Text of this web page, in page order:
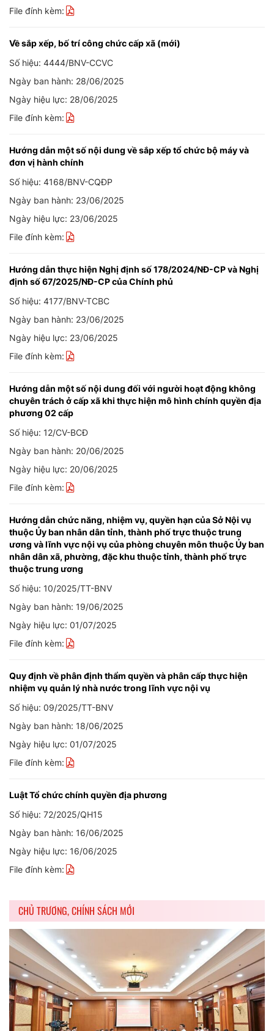
File đính kèm:
Về sắp xếp, bố trí công chức cấp xã (mới)
Số hiệu: 4444/BNV-CCVC
Ngày ban hành: 28/06/2025
Ngày hiệu lực: 28/06/2025
File đính kèm:
Hướng dẫn một số nội dung về sắp xếp tổ chức bộ máy và
đơn vị hành chính
Số hiệu: 4168/BNV-CQĐP
Ngày ban hành: 23/06/2025
Ngày hiệu lực: 23/06/2025
File đính kèm:
Hướng dẫn thực hiện Nghị định số 178/2024/NĐ-CP và Nghị
định số 67/2025/NĐ-CP của Chính phủ
Số hiệu: 4177/BNV-TCBC
Ngày ban hành: 23/06/2025
Ngày hiệu lực: 23/06/2025
File đính kèm:
Hướng dẫn một số nội dung đối với người hoạt động không
chuyên trách ở cấp xã khi thực hiện mô hình chính quyền địa
phương 02 cấp
Số hiệu: 12/CV-BCĐ
Ngày ban hành: 20/06/2025
Ngày hiệu lực: 20/06/2025
File đính kèm:
Hướng dẫn chức năng, nhiệm vụ, quyền hạn của Sở Nội vụ
thuộc Ủy ban nhân dân tỉnh, thành phố trực thuộc trung
ương và lĩnh vực nội vụ của phòng chuyên môn thuộc Ủy ban
nhân dân xã, phường, đặc khu thuộc tỉnh, thành phố trực
thuộc trung ương
Số hiệu: 10/2025/TT-BNV
Ngày ban hành: 19/06/2025
Ngày hiệu lực: 01/07/2025
File đính kèm:
Quy định về phân định thẩm quyền và phân cấp thực hiện
nhiệm vụ quản lý nhà nước trong lĩnh vực nội vụ
Số hiệu: 09/2025/TT-BNV
Ngày ban hành: 18/06/2025
Ngày hiệu lực: 01/07/2025
File đính kèm:
Luật Tổ chức chính quyền địa phương
Số hiệu: 72/2025/QH15
Ngày ban hành: 16/06/2025
Ngày hiệu lực: 16/06/2025
File đính kèm:
CHỦ TRƯƠNG, CHÍNH SÁCH MỚI